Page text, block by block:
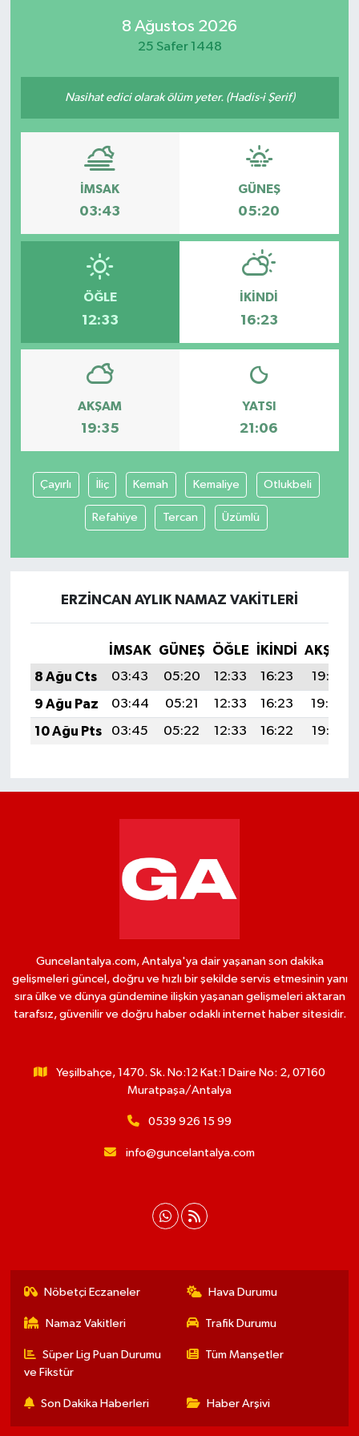
8 Ağustos 2026
25 Safer 1448
Nasihat edici olarak ölüm yeter. (Hadis-i Şerif)
İMSAK
03:43
GÜNEŞ
05:20
ÖĞLE
12:33
İKINDI
16:23
AKŞAM
19:35
YATSI
21:06
Çayırlı İliç Kemah Kemaliye Otlukbeli
Refahiye Tercan Üzümlü
ERZINCAN AYLIK NAMAZ VAKITLERI
İMSAK GÜNEŞ ÖĞLE İKINDI
AKŞAM
8 Ağu Cts
03:43 05:20 12:33 16:23
19:35
9 Ağu Paz
03:44 05:21 12:33 16:23
19:34
10 Ağu Pts
03:45 05:22 12:33 16:22 19:33
Guncelantalya.com, Antalya'ya dair yaşanan son dakika
gelişmeleri güncel, doğru ve hızlı bir şekilde servis etmesinin yanı
sıra ülke ve dünya gündemine ilişkin yaşanan gelişmeleri aktaran
tarafsız, güvenilir ve doğru haber odaklı internet haber sitesidir.
Yeşilbahçe, 1470. Sk. No:12 Kat:1 Daire No: 2, 07160
Muratpaşa/Antalya
0539 926 15 99
info@guncelantalya.com
Nöbetçi Eczaneler Hava Durumu
Namaz Vakitleri Trafik Durumu
Süper Lig Puan Durumu
ve Fikstür
Tüm Manşetler
Son Dakika Haberleri Haber Arşivi
Kültür-Sanat
Siyaset
Spor